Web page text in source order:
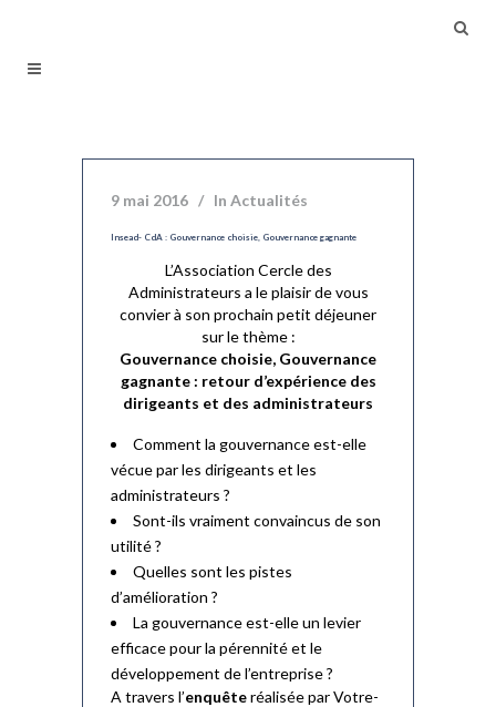
9 mai 2016 In Actualités
Insead- CdA : Gouvernance choisie, Gouvernance gagnante
L’Association Cercle des
Administrateurs a le plaisir de vous
convier à son prochain petit déjeuner
sur le thème :
Gouvernance choisie, Gouvernance
gagnante : retour d’expérience des
dirigeants et des administrateurs
Comment la gouvernance est-elle
vécue par les dirigeants et les
administrateurs ?
Sont-ils vraiment convaincus de son
utilité ?
Quelles sont les pistes
d’amélioration ?
La gouvernance est-elle un levier
efficace pour la pérennité et le
développement de l’entreprise ?
A travers l’enquêteréalisée par Votre-